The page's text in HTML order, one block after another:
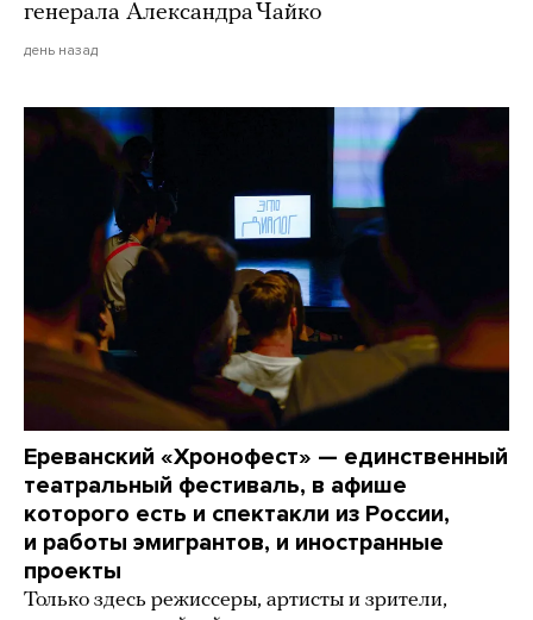
генерала Александра Чайко
день назад
Ереванский «Хронофест» — единственный
театральный фестиваль, в афише
которого есть и спектакли из России,
и работы эмигрантов, и иностранные
проекты
Только здесь режиссеры, артисты и зрители,